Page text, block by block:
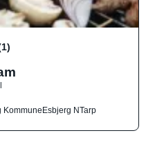
KommuneEsbjerg NTarp